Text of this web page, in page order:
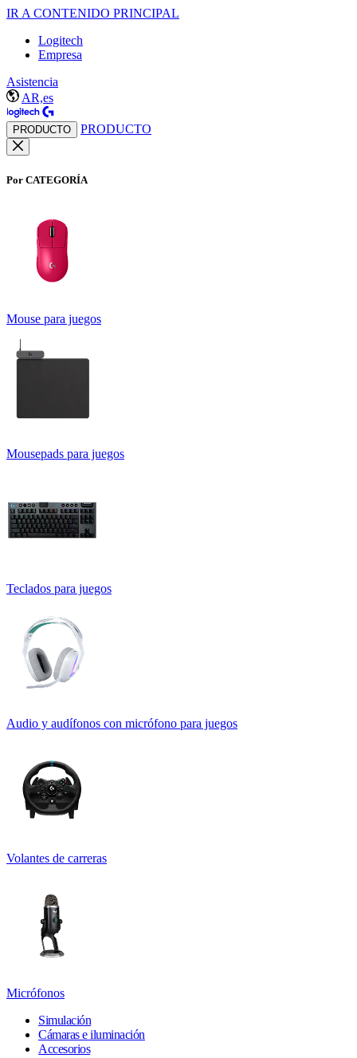
IR A CONTENIDO PRINCIPAL
Logitech
Empresa
Asistencia
AR,es
PRODUCTO PRODUCTO
Por CATEGORÍA
Mouse para juegos
Mousepads para juegos
Teclados para juegos
Audio y audífonos con micrófono para juegos
Volantes de carreras
Micrófonos
Simulación
Cámaras e iluminación
Accesorios